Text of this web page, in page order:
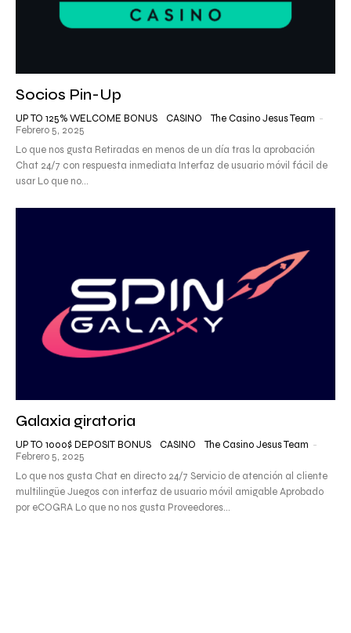
Socios Pin-Up
UP TO 125% WELCOME BONUS CASINO The Casino Jesus Team -
Febrero 5, 2025
Lo que nos gusta Retiradas en menos de un día tras la aprobación
Chat 24/7 con respuesta inmediata Interfaz de usuario móvil fácil de
usar Lo que no...
Galaxia giratoria
UP TO 1000$ DEPOSIT BONUS CASINO The Casino Jesus Team -
Febrero 5, 2025
Lo que nos gusta Chat en directo 24/7 Servicio de atención al cliente
multilingüe Juegos con interfaz de usuario móvil amigable Aprobado
por eCOGRA Lo que no nos gusta Proveedores...